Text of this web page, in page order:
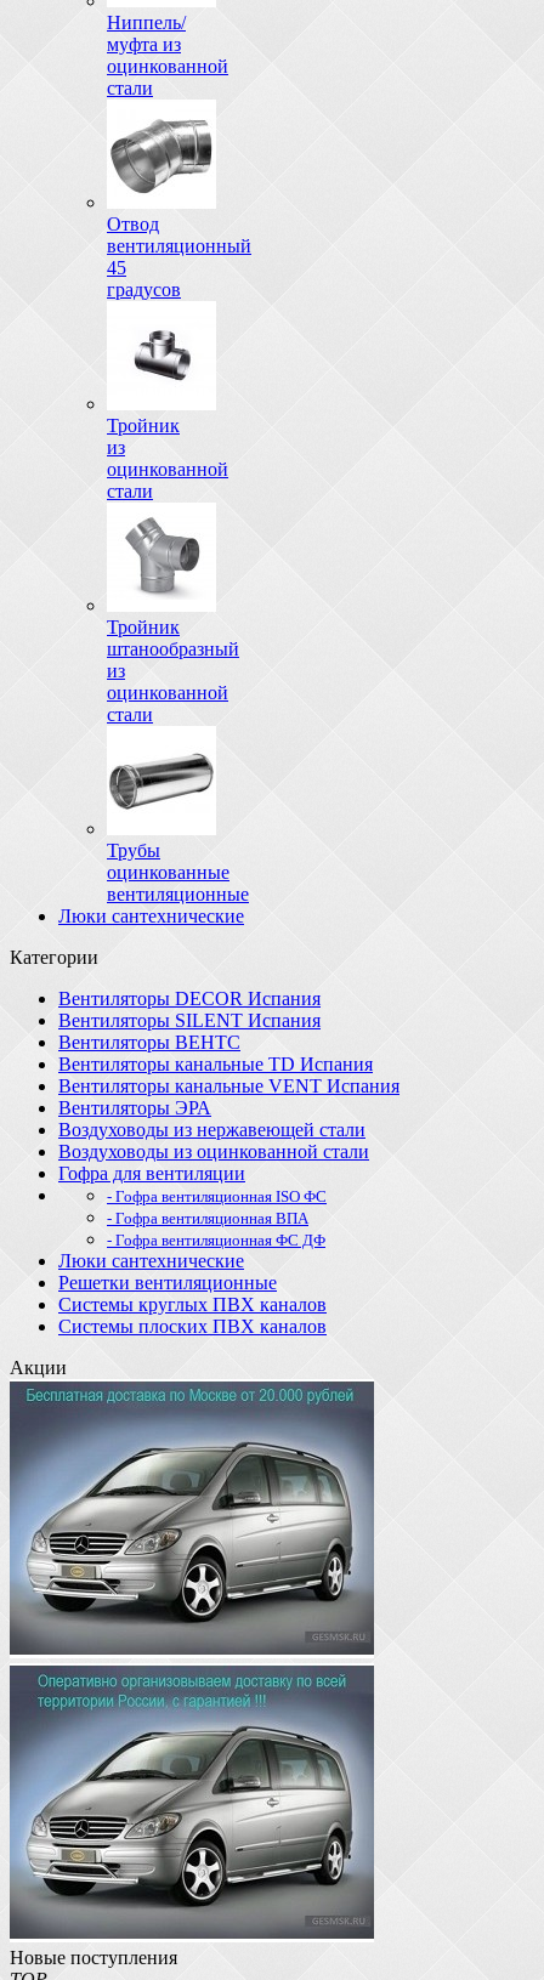
Ниппель/
муфта из
оцинкованной
стали
Отвод
вентиляционный
45
градусов
Тройник
из
оцинкованной
стали
Тройник
штанообразный
из
оцинкованной
стали
Трубы
оцинкованные
вентиляционные
Люки сантехнические
Категории
Вентиляторы DECOR Испания
Вентиляторы SILENT Испания
Вентиляторы ВЕНТС
Вентиляторы канальные TD Испания
Вентиляторы канальные VENT Испания
Вентиляторы ЭРА
Воздуховоды из нержавеющей стали
Воздуховоды из оцинкованной стали
Гофра для вентиляции
- Гофра вентиляционная ISO ФС
- Гофра вентиляционная ВПА
- Гофра вентиляционная ФС ДФ
Люки сантехнические
Решетки вентиляционные
Системы круглых ПВХ каналов
Системы плоских ПВХ каналов
Акции
Новые поступления